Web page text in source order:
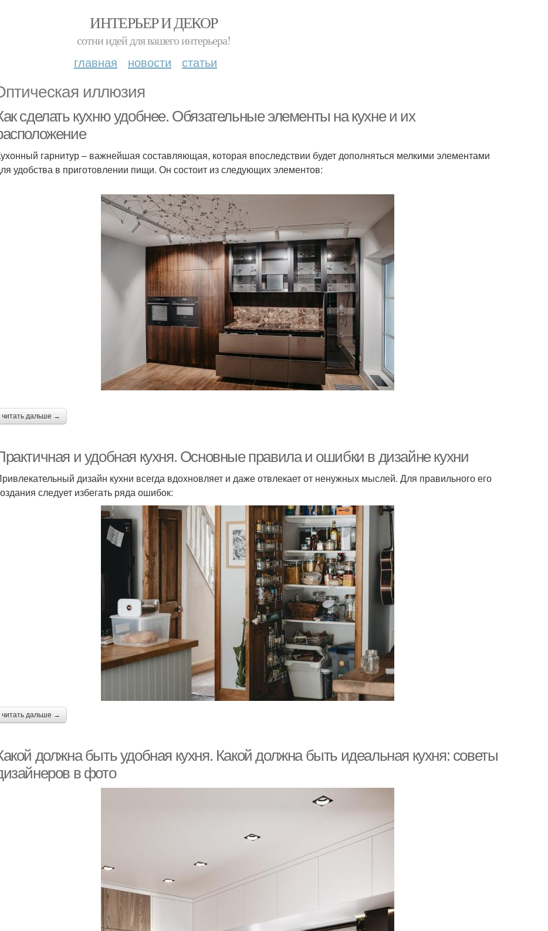
ИНТЕРЬЕР И ДЕКОР
сотни идей для вашего интерьера!
главная новости статьи
иллюзия
сделать кухню удобнее. Обязательные элементы на кухне и их
гарнитур – важнейшая составляющая, которая впоследствии будет дополняться мелкими элементами
удобства в приготовлении пищи. Он состоит из следующих элементов:
читать дальше →
и удобная кухня. Основные правила и ошибки в дизайне кухни
дизайн кухни всегда вдохновляет и даже отвлекает от ненужных мыслей. Для правильного его
следует избегать ряда ошибок:
читать дальше →
должна быть удобная кухня. Какой должна быть идеальная кухня: советы
в фото